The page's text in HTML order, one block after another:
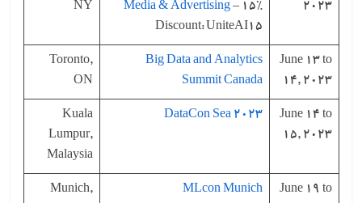
2023
Media & Advertising– 15%
Discount: UniteAI15
NY
June 13 to
14, 2023
Big Data and Analytics
Summit Canada
Toronto,
ON
June 14 to
15, 2023
DataCon Sea 2023
Kuala
Lumpur,
Malaysia
June 19 to
MLcon Munich
Munich,